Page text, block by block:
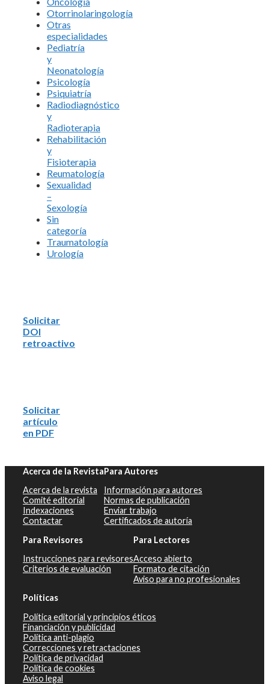
Otorrinolaringología
Otras
especialidades
Pediatría
y
Neonatología
Psicología
Psiquiatría
Radiodiagnóstico
y
Radioterapia
Rehabilitación
y
Fisioterapia
Reumatología
Sexualidad
–
Sexología
Sin
categoría
Traumatología
Urología
Solicitar
DOI
retroactivo
Solicitar
artículo
en PDF
Acerca de la Revista
Acerca de la revista
Comité editorial
Indexaciones
Contactar
Para Autores
Información para autores
Normas de publicación
Enviar trabajo
Certificados de autoría
Para Revisores
Instrucciones para revisores
Criterios de evaluación
Para Lectores
Acceso abierto
Formato de citación
Aviso para no profesionales
Políticas
Política editorial y principios éticos
Financiación y publicidad
Política anti-plagio
Correcciones y retractaciones
Política de privacidad
Política de cookies
Aviso legal